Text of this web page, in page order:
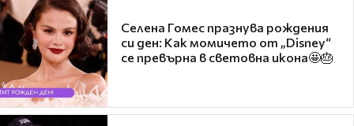
Селена Гомес празнува рождения
си ден: Как момичето от „Disney“
се превърна в световна икона🤩🎂